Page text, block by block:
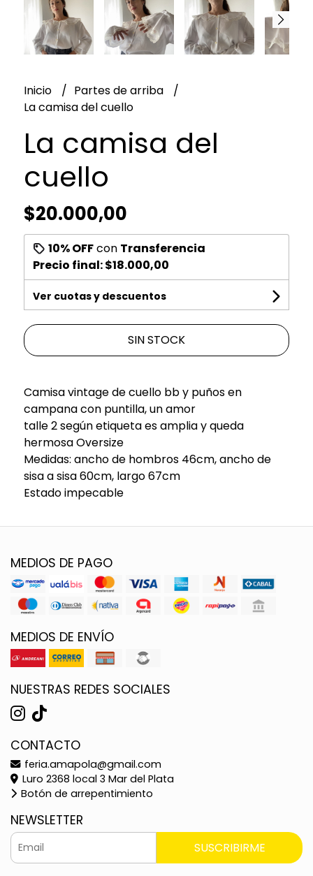
Inicio
Partes de arriba
La camisa del cuello
La camisa del
cuello
$20.000,00
10% OFFcon Transferencia
Precio final:$18.000,00
Ver cuotas y descuentos
SIN STOCK
Camisa vintage de cuello bb y puños en
campana con puntilla, un amor
talle 2 según etiqueta es amplia y queda
hermosa Oversize
Medidas: ancho de hombros 46cm, ancho de
sisa a sisa 60cm, largo 67cm
Estado impecable
MEDIOS DE PAGO
MEDIOS DE ENVÍO
NUESTRAS REDES SOCIALES
CONTACTO
feria.amapola@gmail.com
Luro 2368 local 3 Mar del Plata
Botón de arrepentimiento
NEWSLETTER
SUSCRIBIRME